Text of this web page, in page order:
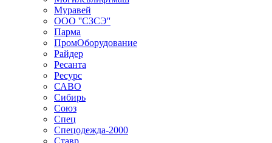
Муравей
ООО ''СЗСЭ''
Парма
ПромОборудование
Райдер
Ресанта
Ресурс
САВО
Сибирь
Союз
Спец
Спецодежда-2000
Ставр